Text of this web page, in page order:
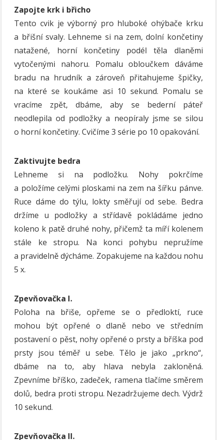
Zapojte krk i břicho
Tento cvik je výborný pro hluboké ohýbače krku
a břišní svaly. Lehneme si na zem, dolní končetiny
natažené, horní končetiny podél těla dlaněmi
vytočenými nahoru. Pomalu obloučkem dáváme
bradu na hrudník a zároveň přitahujeme špičky,
na které se koukáme asi 10 sekund. Pomalu se
vracíme zpět, dbáme, aby se bederní páteř
neodlepila od podložky a neopíraly jsme se silou
o horní končetiny. Cvičíme 3 série po 10 opakování.
Zaktivujte bedra
Lehneme si na podložku. Nohy pokrčíme
a položíme celými ploskami na zem na šířku pánve.
Ruce dáme do týlu, lokty směřují od sebe. Bedra
držíme u podložky a střídavě pokládáme jedno
koleno k patě druhé nohy, přičemž ta míří kolenem
stále ke stropu. Na konci pohybu nepružíme
a pravidelně dýcháme. Zopakujeme na každou nohu
5 x.
Zpevňovačka I.
Poloha na břiše, opřeme se o předloktí, ruce
mohou být opřené o dlaně nebo ve středním
postavení o pěst, nohy opřené o prsty a bříška pod
prsty jsou téměř u sebe. Tělo je jako „prkno“,
dbáme na to, aby hlava nebyla zakloněná.
Zpevníme bříško, zadeček, ramena tlačíme směrem
dolů, bedra proti stropu. Nezadržujeme dech. Výdrž
10 sekund.
Zpevňovačka II.